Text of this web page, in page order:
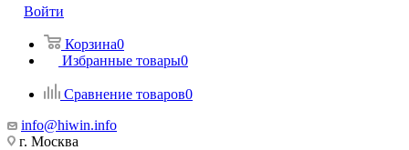
Войти
Корзина0
Избранные товары0
Сравнение товаров0
info@hiwin.info
г. Москва